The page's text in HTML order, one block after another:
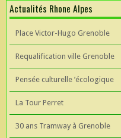
Actualités Rhone Alpes
Place Victor-Hugo Grenoble
Requalification ville Grenoble
Pensée culturelle ’écologique
La Tour Perret
30 ans Tramway à Grenoble